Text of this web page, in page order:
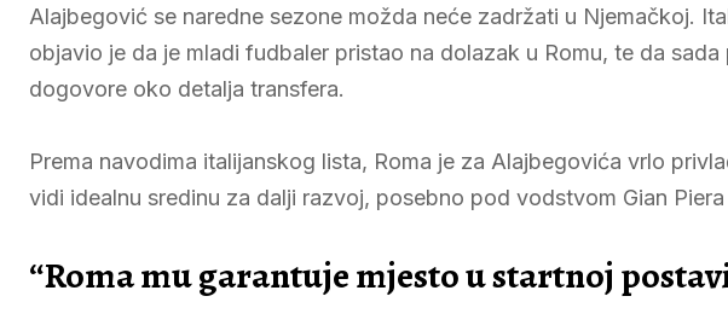
Alajbegović se naredne sezone možda neće zadržati u Njemačkoj.
objavio je da je mladi fudbaler pristao na dolazak u Romu, te da
dogovore oko detalja transfera.
Prema navodima italijanskog lista, Roma je za Alajbegovića vrlo
vidi idealnu sredinu za dalji razvoj, posebno pod vodstvom Gian Piera
“Roma mu garantuje mjesto u startnoj